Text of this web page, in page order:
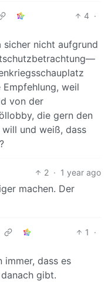
4 ·
sicher nicht aufgrund
weil
von der
die gern den
und weiß, dass
2 · 1 year ago
machen. Der
1
·
immer, dass es
gibt.